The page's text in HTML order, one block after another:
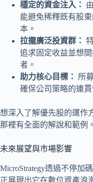
穩定的資金注入：
能避免稀釋既有股
本。
拉攏廣泛投資群：
追求固定收益並想
者。
助力核心目標：
所
確保公司策略的連貫
想深入了解優先股的運作
那裡有全面的解說和範例。
未來展望與市場影響
MicroStrategy透過不停加